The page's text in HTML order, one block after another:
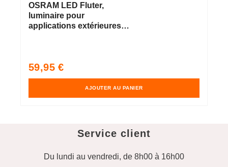
OSRAM LED Fluter,
luminaire pour
applications extérieures,
Prix
habituel
59,95 €
AJOUTER AU PANIER
Service client
Du lundi au vendredi, de 8h00 à 16h00